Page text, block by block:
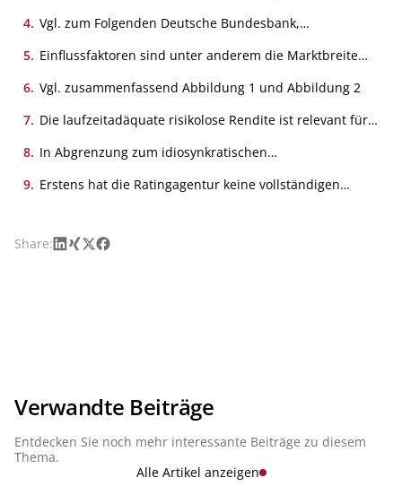
4. Vgl. zum Folgenden Deutsche Bundesbank,
5. Einflussfaktoren sind unter anderem die Marktbreite
(Höhe des Transaktionsvolumens, das zu keiner
Beeinflussung der Preise führt) und die Marktelastizität
(wie schnell ergibt sich nach einer größeren Transaktion
wieder das Marktgleichgewicht).
6. Vgl. zusammenfassend Abbildung 1 und Abbildung 2
7. Die laufzeitadäquate risikolose Rendite ist relevant für
8. In Abgrenzung zum idiosynkratischen
aller Emittenten einer vorgegebenen Ratingkategorie.
9. Erstens hat die Ratingagentur keine vollständigen
Hazard).
Share:LinkedIn
Xing
X Facebook
Verwandte Beiträge
Entdecken Sie noch mehr interessante Beiträge zu diesem
Thema.
Alle Artikel anzeigen